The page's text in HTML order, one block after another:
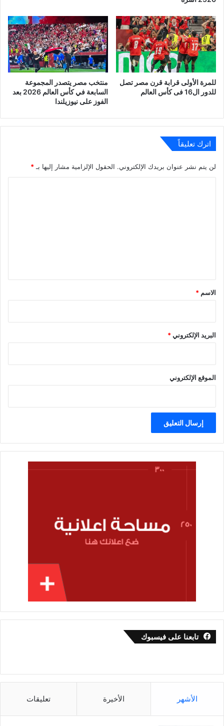
للمرة الأولى قرابة قرن مصر تصل
للدور ال16 فى كأس العالم
منتخب مصر يتصدر المجموعة
السابعة في كأس العالم 2026 بعد
الفوز على نيوزيلندا
اترك تعليقاً
لن يتم نشر عنوان بريدك الإلكتروني. الحقول الإلزامية مشار إليها بـ*
*
الاسم *
البريد الإلكتروني*
الموقع الإلكتروني
تابعنا على فيسبوك
الأشهر الأخيرة تعليقات